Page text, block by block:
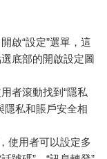
啟“設定”選單，這
底部的開啟設定圖
者滾動找到“隱私
隱私和賬戶安全相
使用者可以設定多